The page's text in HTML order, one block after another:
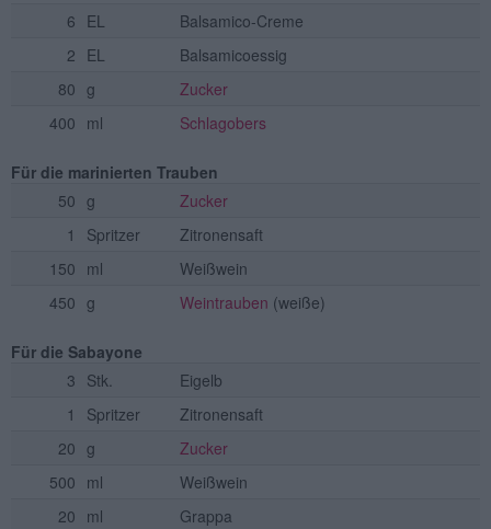
6 EL
Balsamico-Creme
2 EL
Balsamicoessig
80 g
Zucker
400 ml Schlagobers
Für die marinierten Trauben
50 g
Zucker
1
Spritzer
Zitronensaft
150 ml
Weißwein
450 g Weintrauben (weiße)
Für die Sabayone
3 Stk.
Eigelb
1
Spritzer
Zitronensaft
20 g
Zucker
500 ml
Weißwein
20 ml Grappa